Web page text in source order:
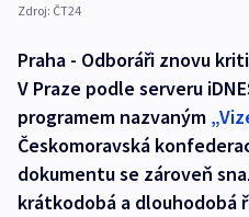
Zdroj: ČT24
Praha - Odboráři znovu
V Praze podle serveru
programem nazvaným
Českomoravská
dokumentu se zároveň
krátkodobá a dlouhodobá